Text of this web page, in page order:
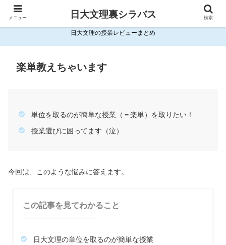
日大文理の授業レビューまとめ
楽単教えちゃいます
単位を取るのが簡単な授業（＝楽単）を取りたい！
授業選びに困ってます（泣）
今回は、このような悩みに答えます。
この記事を見てわかること
───────────────
日大文理の単位を取るのが簡単な授業
メニュー 日大文理裏シラバス 検索